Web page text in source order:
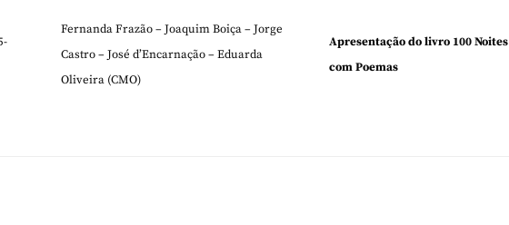
Fernanda Frazão – Joaquim Boiça – Jorge
Castro – José d’Encarnação – Eduarda
Oliveira (CMO)
Apresentação do livro 100 Noites
com Poemas